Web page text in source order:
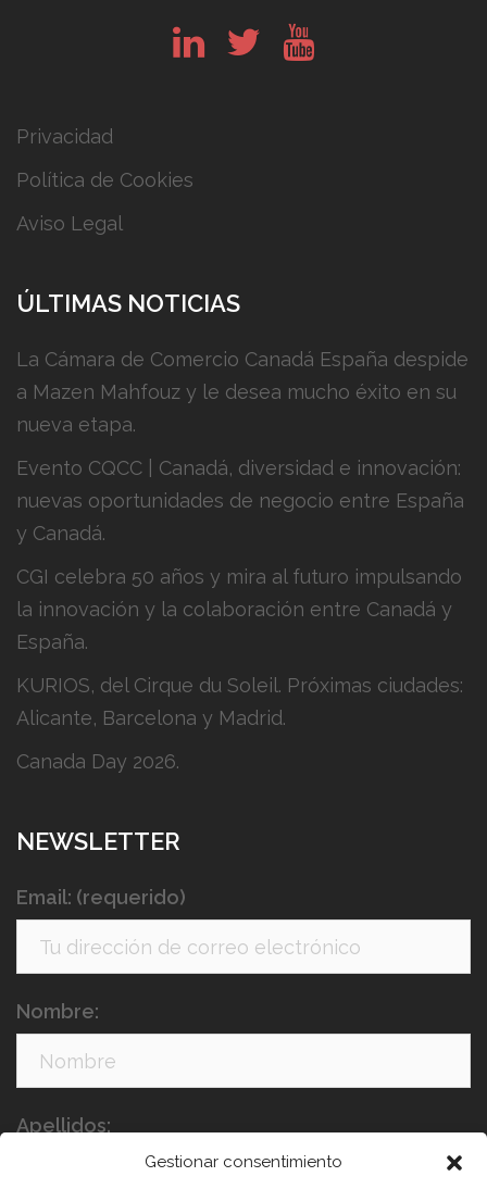
Gestionar consentimiento
Privacidad
Política de Cookies
Aviso Legal
ÚLTIMAS NOTICIAS
La Cámara de Comercio Canadá España despide
a Mazen Mahfouz y le desea mucho éxito en su
nueva etapa.
Evento CQCC | Canadá, diversidad e innovación:
nuevas oportunidades de negocio entre España
y Canadá.
CGI celebra 50 años y mira al futuro impulsando
la innovación y la colaboración entre Canadá y
España.
KURIOS, del Cirque du Soleil. Próximas ciudades:
Alicante, Barcelona y Madrid.
Canada Day 2026.
NEWSLETTER
Email: (requerido)
Nombre:
Apellidos: